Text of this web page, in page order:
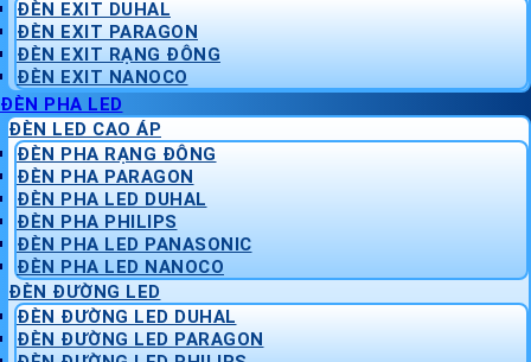
ĐÈN EXIT DUHAL
ĐÈN EXIT PARAGON
ĐÈN EXIT RẠNG ĐÔNG
ĐÈN EXIT NANOCO
ĐÈN PHA LED
ĐÈN LED CAO ÁP
ĐÈN PHA RẠNG ĐÔNG
ĐÈN PHA PARAGON
ĐÈN PHA LED DUHAL
ĐÈN PHA PHILIPS
ĐÈN PHA LED PANASONIC
ĐÈN PHA LED NANOCO
ĐÈN ĐƯỜNG LED
ĐÈN ĐƯỜNG LED DUHAL
ĐÈN ĐƯỜNG LED PARAGON